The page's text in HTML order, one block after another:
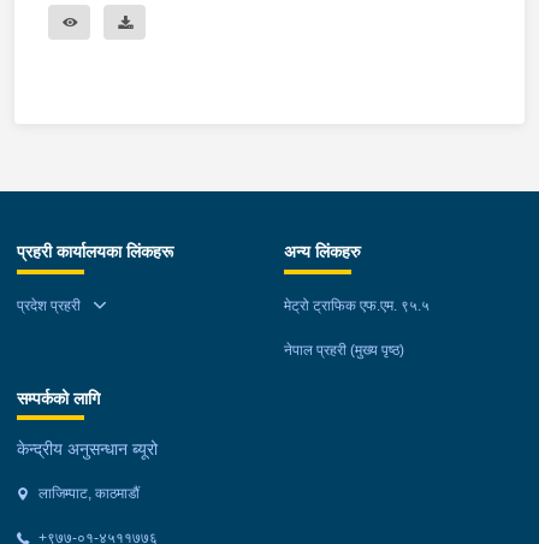
प्रहरी कार्यालयका लिंकहरू
प्रदेश प्रहरी
अन्य लिंकहरु
मेट्रो ट्राफिक एफ.एम. ९५.५
नेपाल प्रहरी (मुख्य पृष्ठ)
सम्पर्कको लागि
केन्द्रीय अनुसन्धान ब्यूरो
लाजिम्पाट, काठमाडौं
+९७७-०१-४५११७७६